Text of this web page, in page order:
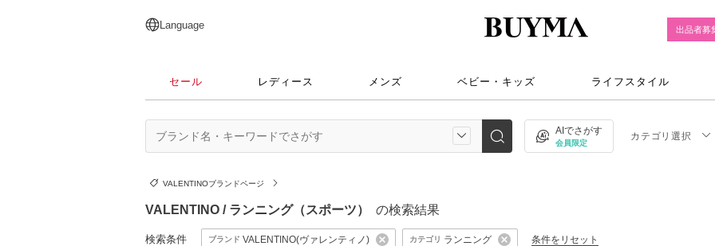
日本語
English
简体中文
繁體中文
Language 出品者募
セール レディース メンズ ベビー・キッズ ライフスタイル
AIでさがす
会員限定
カテゴリ選択
VALENTINOブランドページ
VALENTINO / ランニング（スポーツ） の検索結果
検索条件 ブランド VALENTINO(ヴァレンティノ) カテゴリ ランニング 条件をリセット